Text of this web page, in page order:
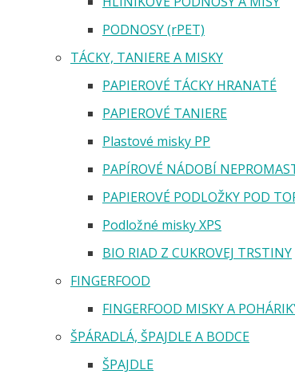
PODNOSY (rPET)
TÁCKY, TANIERE A MISKY
PAPIEROVÉ TÁCKY HRANATÉ
PAPIEROVÉ TANIERE
Plastové misky PP
PAPÍROVÉ NÁDOBÍ
PAPIEROVÉ PODLOŽKY POD
Podložné misky XPS
BIO RIAD Z CUKROVEJ TRSTINY
FINGERFOOD
FINGERFOOD MISKY A
ŠPÁRADLÁ, ŠPAJDLE A BODCE
ŠPAJDLE